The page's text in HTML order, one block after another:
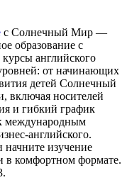
с Солнечный Мир —
образование с
английского
от начинающих
детей Солнечный
включая носителей
и гибкий график
международным
английского.
изучение
в комфортном формате.